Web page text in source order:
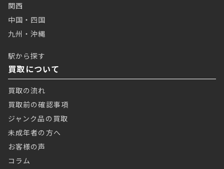
関西
中国・四国
九州・沖縄
駅から探す
買取について
買取の流れ
買取前の確認事項
ジャンク品の買取
未成年者の方へ
お客様の声
コラム